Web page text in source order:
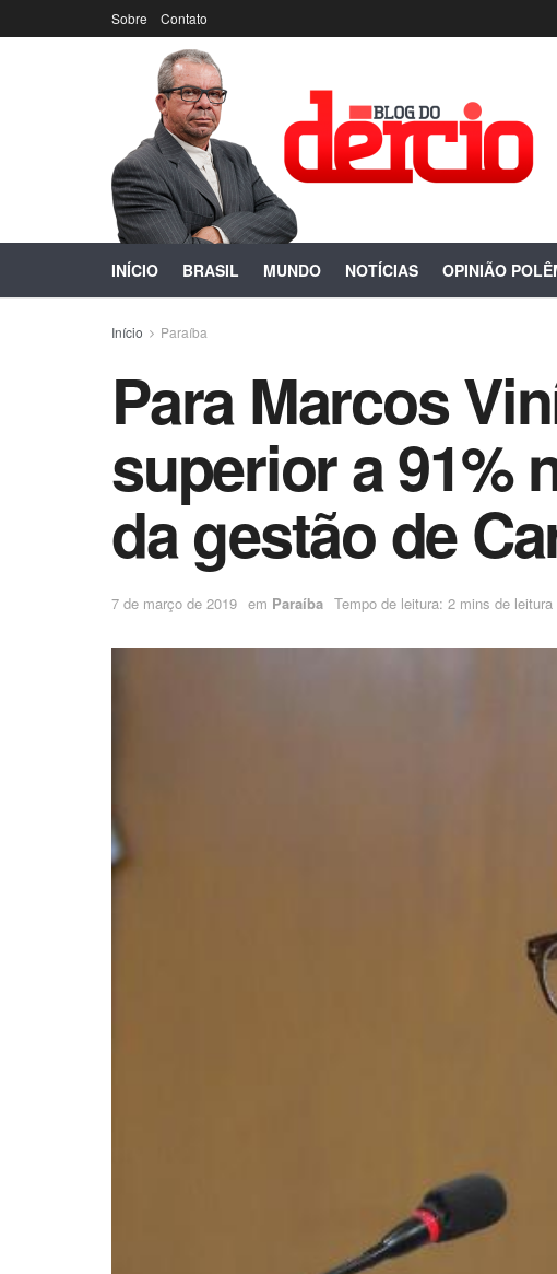
Sobre Contato
INÍCIO BRASIL MUNDO NOTÍCIAS OPINIÃO
Início Paraíba
Para Marcos
superior a 91%
da gestão de
7 de março de 2019 em Paraíba Tempo de leitura: 2 mins de leitura